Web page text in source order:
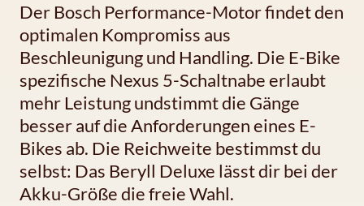
Der Bosch Performance-Motor findet den
optimalen Kompromiss aus
Beschleunigung und Handling. Die E-Bike
spezifische Nexus 5-Schaltnabe erlaubt
mehr Leistung undstimmt die Gänge
besser auf die Anforderungen eines E-
Bikes ab. Die Reichweite bestimmst du
selbst: Das Beryll Deluxe lässt dir bei der
Akku-Größe die freie Wahl.